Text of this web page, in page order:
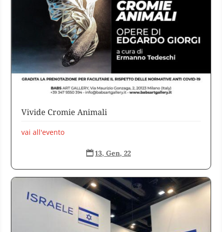
Vivide Cromie Animali
vai all'evento
 13, Gen, 22